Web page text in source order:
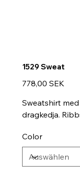
1529 Sweat
Preis
778,00 SEK
Sweatshirt
dragkedja.
Color